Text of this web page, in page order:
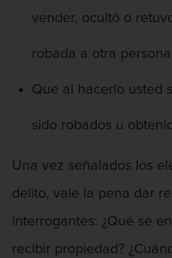
Fraude de
Fraude
Delitos de Hurto
vender, ocultó o
robada a otra
Que al hacerlo usted
sido robados u
Una vez señalados los
delito, vale la pena dar
interrogantes: ¿Qué se
recibir propiedad?